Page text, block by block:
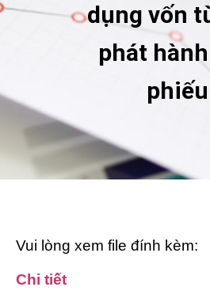
dụng vốn
phát
phiếu
Vui lòng xem file đính kèm:
Chi tiết